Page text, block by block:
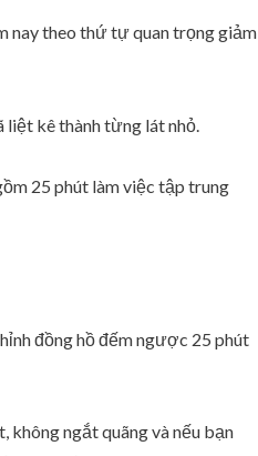
nay theo thứ tự quan trọng giảm
liệt kê thành từng lát nhỏ.
25 phút làm việc tập trung
đồng hồ đếm ngược 25 phút
không ngắt quãng và nếu bạn